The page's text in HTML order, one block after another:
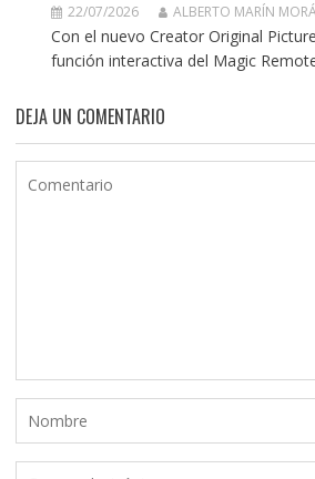
22/07/2026 ALBERTO MARÍN
Con el nuevo Creator Original
función interactiva del Magic
DEJA UN COMENTARIO